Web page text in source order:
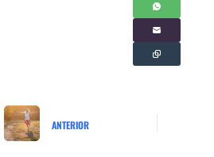
ANTERIOR